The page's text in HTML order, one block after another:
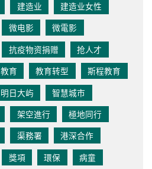
建造业
建造业女性
微电影
微電影
抗疫物资捐赠
抢人才
教育 教育转型
斯程教育
明日大屿
智慧城市
架空進行
極地同行
渠務署
港深合作
獎項 環保
病童